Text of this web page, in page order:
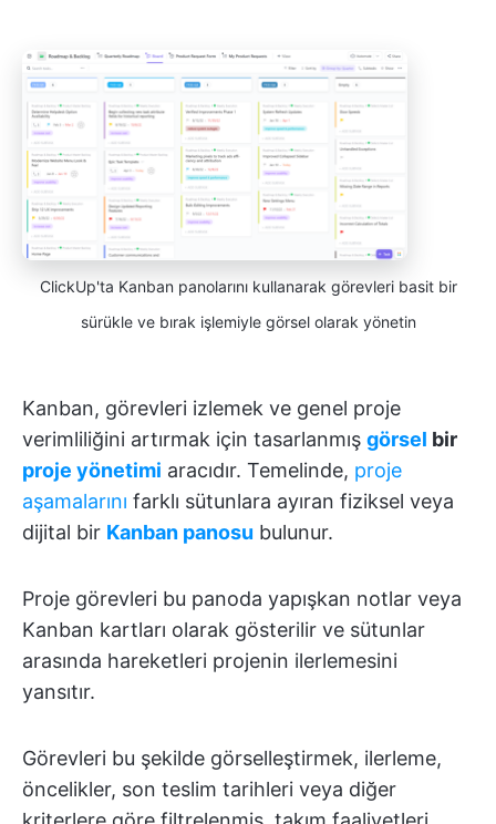
ClickUp'ta Kanban panolarını kullanarak görevleri basit bir
sürükle ve bırak işlemiyle görsel olarak yönetin
Kanban, görevleri izlemek ve genel proje
verimliliğini artırmak için tasarlanmış görsel bir
proje yönetimi aracıdır. Temelinde, proje
aşamalarını farklı sütunlara ayıran fiziksel veya
dijital bir Kanban panosu bulunur.
Proje görevleri bu panoda yapışkan notlar veya
Kanban kartları olarak gösterilir ve sütunlar
arasında hareketleri projenin ilerlemesini
yansıtır.
Görevleri bu şekilde görselleştirmek, ilerleme,
öncelikler, son teslim tarihleri veya diğer